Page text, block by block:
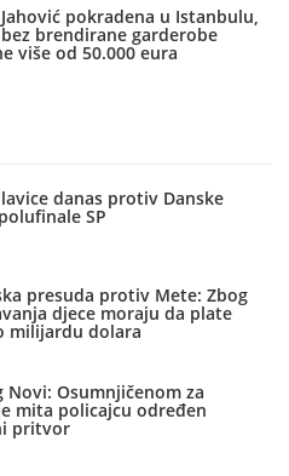
pokradena u Istanbulu,
brendirane garderobe
više od 50.000 eura
danas protiv Danske
SP
presuda protiv Mete: Zbog
djece moraju da plate
milijardu dolara
Novi: Osumnjičenom za
mita policajcu određen
pritvor